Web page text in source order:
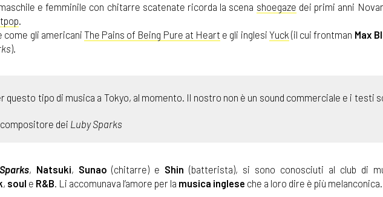
e femminile con chitarre scatenate ricorda la scena shoegaze dei primi anni
.
come gli americani The Pains of Being Pure at Heart e gli inglesi Yuck (il cui frontman Max
).
questo tipo di musica a Tokyo, al momento. Il nostro non è un sound commerciale e i testi
dei Luby Sparks
, Natsuki, Sunao(chitarre) e Shin(batterista), si sono conosciuti al club di
, soul e R&B. Li accomunava l’amore per la musica inglese che a loro dire è più melanconica.